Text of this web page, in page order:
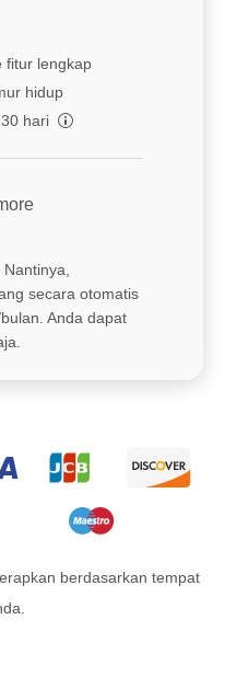
fitur lengkap
hidup
hari
secara otomatis
Anda dapat
berdasarkan tempat